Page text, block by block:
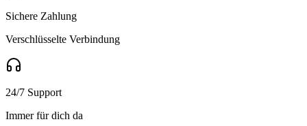
Sichere Zahlung
Verschlüsselte Verbindung
24/7 Support
Immer für dich da